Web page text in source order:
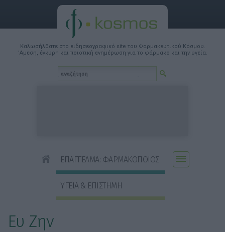
Καλωσήλθατε στο ειδησεογραφικό site του Φαρμακευτικού Κόσμου.
'Αμεση, έγκυρη και ποιοτική ενημέρωση για το φάρμακο και την υγεία.
ΕΠΑΓΓΕΛΜΑ: ΦΑΡΜΑΚΟΠΟΙΟΣ
ΥΓΕΙΑ & ΕΠΙΣΤΗΜΗ
Ευ Ζην